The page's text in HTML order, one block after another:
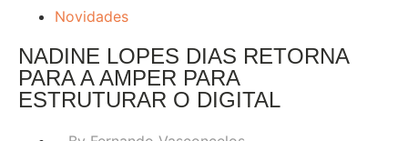
Novidades
NADINE LOPES DIAS RETORNA
PARA A AMPER PARA
ESTRUTURAR O DIGITAL